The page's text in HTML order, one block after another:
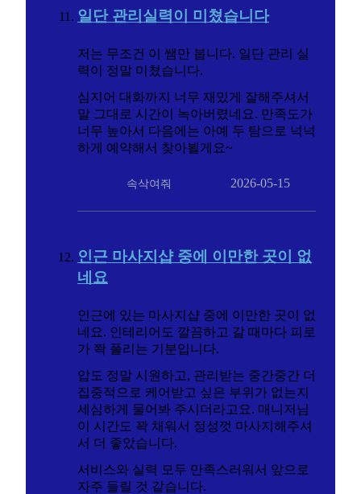
일단 관리실력이 미쳤습니다
저는 무조건 이 쌤만 봅니다. 일단 관리 실
력이 정말 미쳤습니다.
심지어 대화까지 너무 재밌게 잘해주셔서
말 그대로 시간이 녹아버렸네요. 만족도가
너무 높아서 다음에는 아예 두 탐으로 넉넉
하게 예약해서 찾아뵐게요~
속삭여줘 2026-05-15
인근 마사지샵 중에 이만한 곳이 없
네요
인근에 있는 마사지샵 중에 이만한 곳이 없
네요. 인테리어도 깔끔하고 갈 때마다 피로
가 쫙 풀리는 기분입니다.
압도 정말 시원하고, 관리받는 중간중간 더
집중적으로 케어받고 싶은 부위가 없는지
세심하게 물어봐 주시더라고요. 매니저님
이 시간도 꽉 채워서 정성껏 마사지해주셔
서 더 좋았습니다.
서비스와 실력 모두 만족스러워서 앞으로
자주 들릴 것 같습니다.